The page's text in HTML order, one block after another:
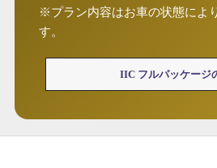
※プラン内容はお車の状態によ
す。
IIC フルパッケージ